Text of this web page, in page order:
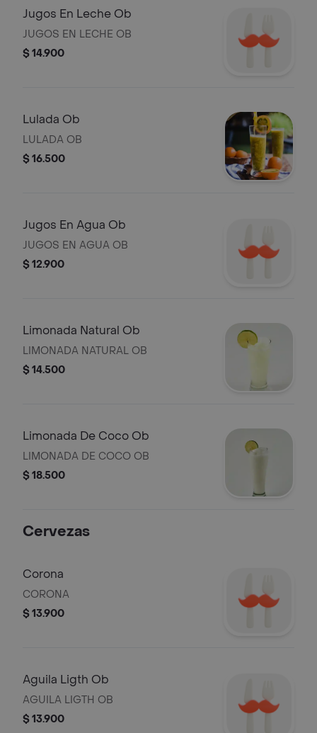
Jugos En Leche Ob
JUGOS EN LECHE OB
$ 14.900
Lulada Ob
LULADA OB
$ 16.500
Jugos En Agua Ob
JUGOS EN AGUA OB
$ 12.900
Limonada Natural Ob
LIMONADA NATURAL OB
$ 14.500
Limonada De Coco Ob
LIMONADA DE COCO OB
$ 18.500
Cervezas
Corona
CORONA
$ 13.900
Aguila Ligth Ob
AGUILA LIGTH OB
$ 13.900